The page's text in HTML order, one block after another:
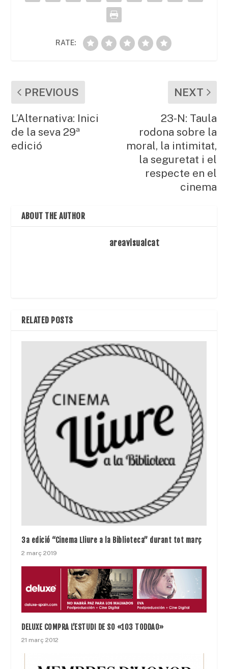
RATE:
PREVIOUS
L’Alternativa: Inici
de la seva 29ª
edició
NEXT
23-N: Taula
rodona sobre la
moral, la intimitat,
la seguretat i el
respecte en el
cinema
ABOUT THE AUTHOR
areavisualcat
RELATED POSTS
3a edició “Cinema Lliure a la Biblioteca” durant tot març
2 març 2019
DELUXE COMPRA L’ESTUDI DE SO «103 TODDAO»
21 març 2012